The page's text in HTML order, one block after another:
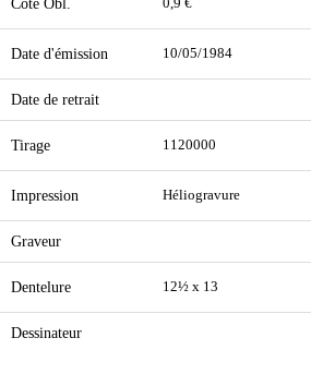
0,9 €
Date d'émission 10/05/1984
Date de retrait
Tirage 1120000
Impression Héliogravure
Graveur
Dentelure 12½ x 13
Dessinateur